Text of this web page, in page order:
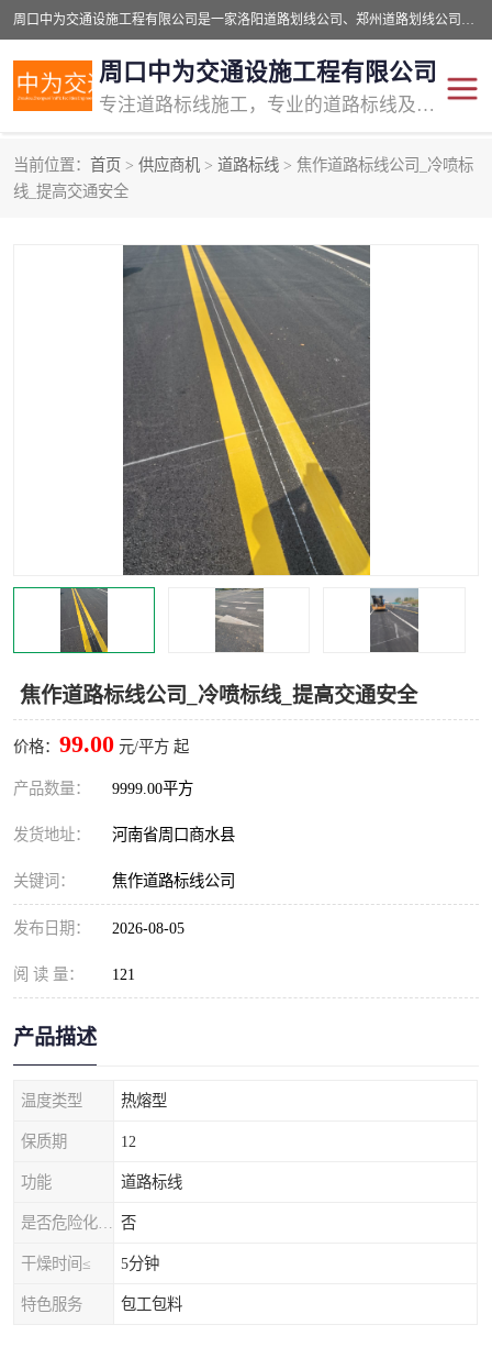
周口中为交通设施工程有限公司是一家洛阳道路划线公司、郑州道路划线公司、平顶山道路车位划线公司、开封车位划线公司、许昌道路车位划线公司、漯河道路车位划线公司，公司始终坚持“诚信、匠心、专注”的宗旨；我们的经营理念是：的服务。
周口中为交通设施工程有限公司
专注道路标线施工，专业的道路标线及交通设施施工服务商!
当前位置： 首页 > 供应商机 > 道路标线 > 焦作道路标线公司_冷喷标
线_提高交通安全
焦作道路标线公司_冷喷标线_提高交通安全
价格： 99.00 元/平方 起
产品数量： 9999.00平方
发货地址： 河南省周口商水县
关键词： 焦作道路标线公司
发布日期： 2026-08-05
阅 读 量： 121
产品描述
温度类型 热熔型
保质期 12
功能 道路标线
否
干燥时间≤ 5分钟
特色服务 包工包料
交通道路标线
道路标线划线 马路标线
道路划线